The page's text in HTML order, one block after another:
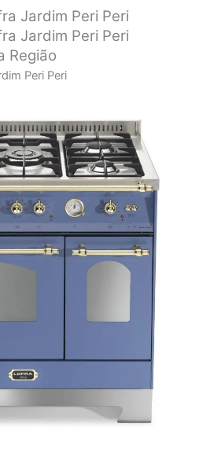
Jardim Peri Peri
Jardim Peri Peri
Região
Peri Peri